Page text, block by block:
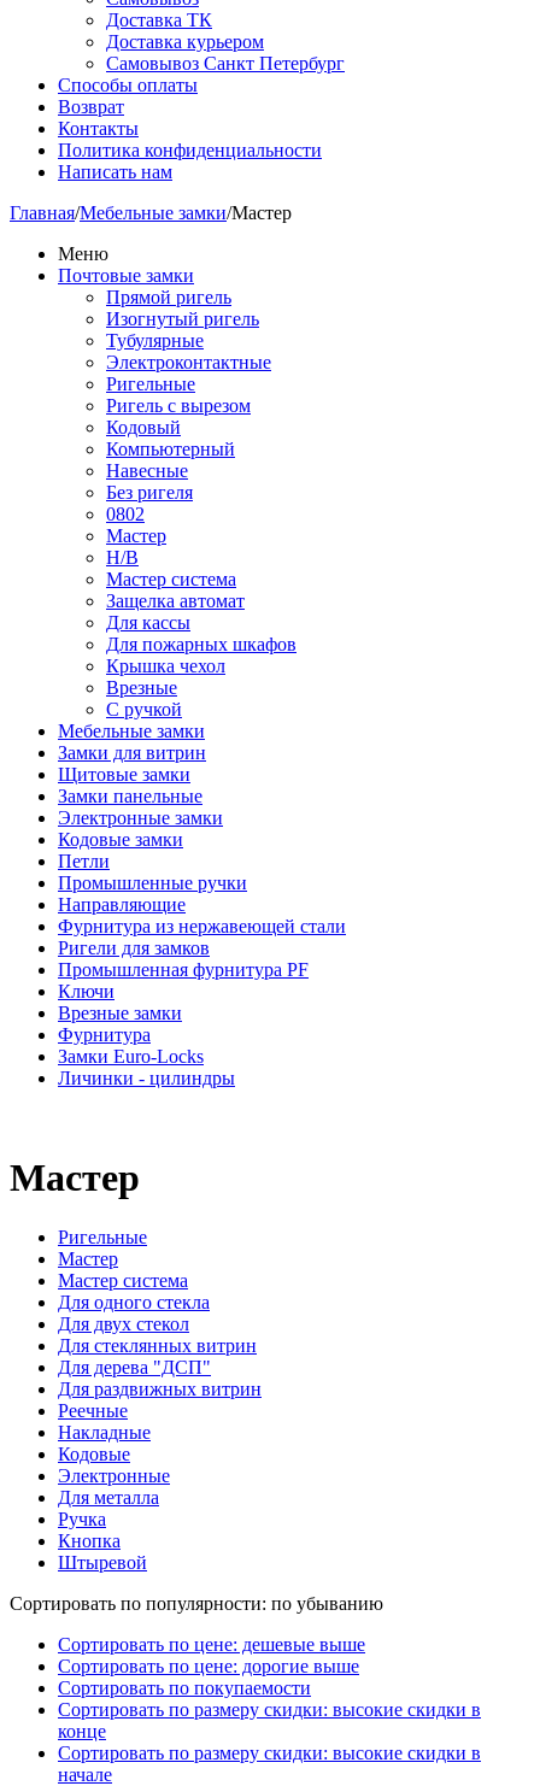
Доставка ТК
Доставка курьером
Самовывоз Санкт Петербург
Способы оплаты
Возврат
Контакты
Политика конфиденциальности
Написать нам
Главная/Мебельные замки/Мастер
Меню
Почтовые замки
Прямой ригель
Изогнутый ригель
Тубулярные
Электроконтактные
Ригельные
Ригель с вырезом
Кодовый
Компьютерный
Навесные
Без ригеля
0802
Мастер
Н/В
Мастер система
Защелка автомат
Для кассы
Для пожарных шкафов
Крышка чехол
Врезные
С ручкой
Мебельные замки
Замки для витрин
Щитовые замки
Замки панельные
Электронные замки
Кодовые замки
Петли
Промышленные ручки
Направляющие
Фурнитура из нержавеющей стали
Ригели для замков
Промышленная фурнитура PF
Ключи
Врезные замки
Фурнитура
Замки Euro-Locks
Личинки - цилиндры
Мастер
Ригельные
Мастер
Мастер система
Для одного стекла
Для двух стекол
Для стеклянных витрин
Для дерева "ДСП"
Для раздвижных витрин
Реечные
Накладные
Кодовые
Электронные
Для металла
Ручка
Кнопка
Штыревой
Сортировать по популярности: по убыванию
Сортировать по цене: дешевые выше
Сортировать по цене: дорогие выше
Сортировать по покупаемости
Сортировать по размеру скидки: высокие скидки в
конце
Сортировать по размеру скидки: высокие скидки в
начале